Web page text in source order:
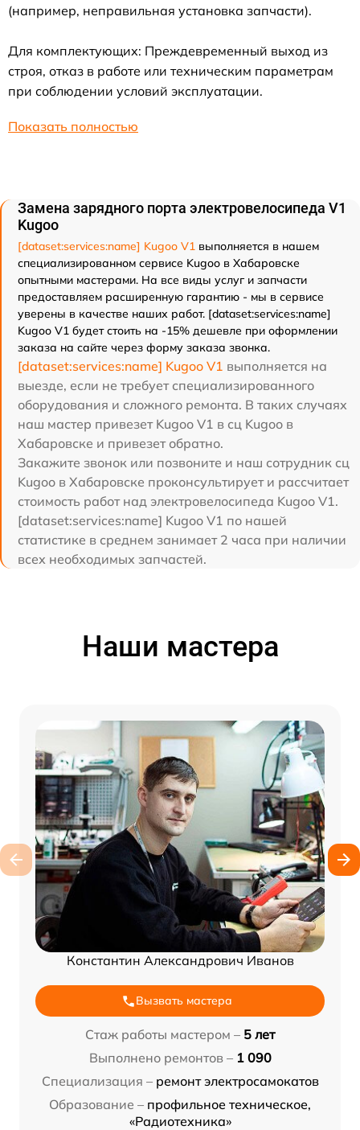
(например, неправильная установка запчасти).
Для комплектующих: Преждевременный выход из
строя, отказ в работе или техническим параметрам
при соблюдении условий эксплуатации.
Показать полностью
Замена зарядного порта электровелосипеда V1
Kugoo
[dataset:services:name] Kugoo V1 выполняется в нашем
специализированном сервисе Kugoo в Хабаровске
опытными мастерами. На все виды услуг и запчасти
предоставляем расширенную гарантию - мы в сервисе
уверены в качестве наших работ. [dataset:services:name]
Kugoo V1 будет стоить на -15% дешевле при оформлении
заказа на сайте через форму заказа звонка.
[dataset:services:name] Kugoo V1 выполняется на
выезде, если не требует специализированного
оборудования и сложного ремонта. В таких случаях
наш мастер привезет Kugoo V1 в сц Kugoo в
Хабаровске и привезет обратно.
Закажите звонок или позвоните и наш сотрудник сц
Kugoo в Хабаровске проконсультирует и рассчитает
стоимость работ над электровелосипеда Kugoo V1.
[dataset:services:name] Kugoo V1 по нашей
статистике в среднем занимает 2 часа при наличии
всех необходимых запчастей.
Наши мастера
Константин Александрович Иванов
Вызвать мастера
Стаж работы мастером – 5 лет
Выполнено ремонтов – 1 090
Специализация – ремонт электросамокатов
Образование – профильное техническое,
«Радиотехника»